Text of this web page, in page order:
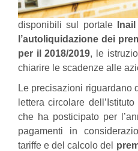
disponibili sul portale Inail
l’autoliquidazione dei
per il 2018/2019, le
chiarire le scadenze alle
Le precisazioni riguardano
lettera circolare
che ha posticipato per
pagamenti in
tariffe e del calcolo del